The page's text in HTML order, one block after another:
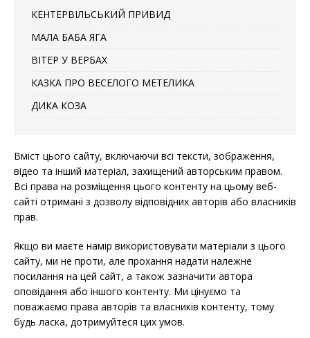
КЕНТЕРВІЛЬСЬКИЙ ПРИВИД
МАЛА БАБА ЯГА
ВІТЕР У ВЕРБАХ
КАЗКА ПРО ВЕСЕЛОГО МЕТЕЛИКА
ДИКА КОЗА
Вміст цього сайту, включаючи всі тексти, зображення,
відео та інший матеріал, захищений авторським правом.
Всі права на розміщення цього контенту на цьому веб-
сайті отримані з дозволу відповідних авторів або власників
прав.
Якщо ви маєте намір використовувати матеріали з цього
сайту, ми не проти, але прохання надати належне
посилання на цей сайт, а також зазначити автора
оповідання або іншого контенту. Ми цінуємо та
поважаємо права авторів та власників контенту, тому
будь ласка, дотримуйтеся цих умов.